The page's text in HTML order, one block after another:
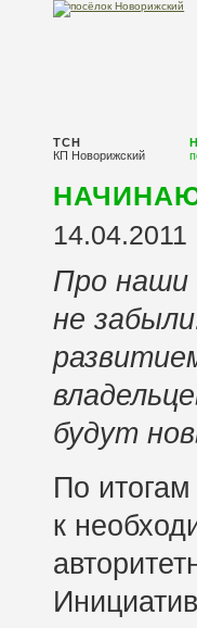
ТСН
КП Новорижский
14.04.2011
Про наши
не
будут
По
к